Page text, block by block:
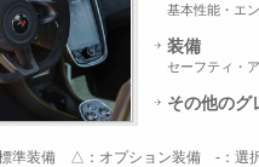
基本性能・エ
装備
セーフティ・
その他のグ
準装備 △：オプション装備 -：選択